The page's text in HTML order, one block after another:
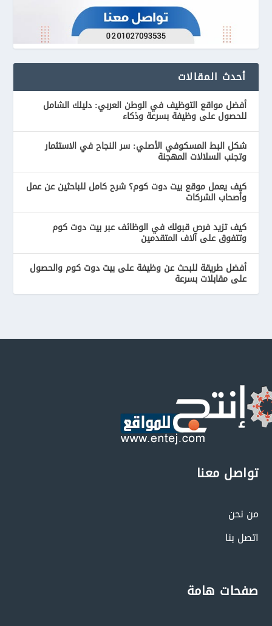
أحدث المقالات
أفضل مواقع التوظيف في الوطن العربي: دليلك الشامل
للحصول على وظيفة بسرعة وذكاء
شكل البط المسكوفي الأصلي: سر النجاح في الاستثمار
وتجنب السلالات المهجنة
كيف يعمل موقع بيت دوت كوم؟ شرح كامل للباحثين عن عمل
وأصحاب الشركات
كيف تزيد فرص قبولك في الوظائف عبر بيت دوت كوم
وتتفوق على آلاف المتقدمين
أفضل طريقة للبحث عن وظيفة على بيت دوت كوم والحصول
على مقابلات بسرعة
تواصل معنا
من نحن
اتصل بنا
صفحات هامة